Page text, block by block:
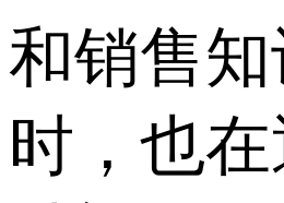
和销售知
时，也